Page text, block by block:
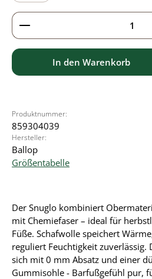
Produkt Anzahl: Gib den
In den Warenkorb
Produktnummer:
859304039
Hersteller:
Ballop
Größentabelle
Der Snuglo kombiniert
mit Chemiefaser – ideal für
Füße. Schafwolle speichert
reguliert Feuchtigkeit zuverlässig.
sich mit 0 mm Absatz und einer
Gummisohle - Barfußgefühl pur,